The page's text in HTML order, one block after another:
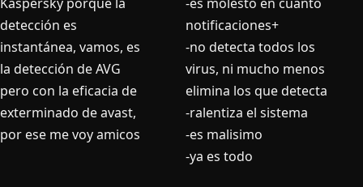
detección es
instantánea, vamos, es
la detección de AVG
pero con la eficacia de
exterminado de avast,
por ese me voy amicos
notificaciones+
-no detecta todos los
virus, ni mucho menos
elimina los que detecta
-ralentiza el sistema
-es malisimo
-ya es todo